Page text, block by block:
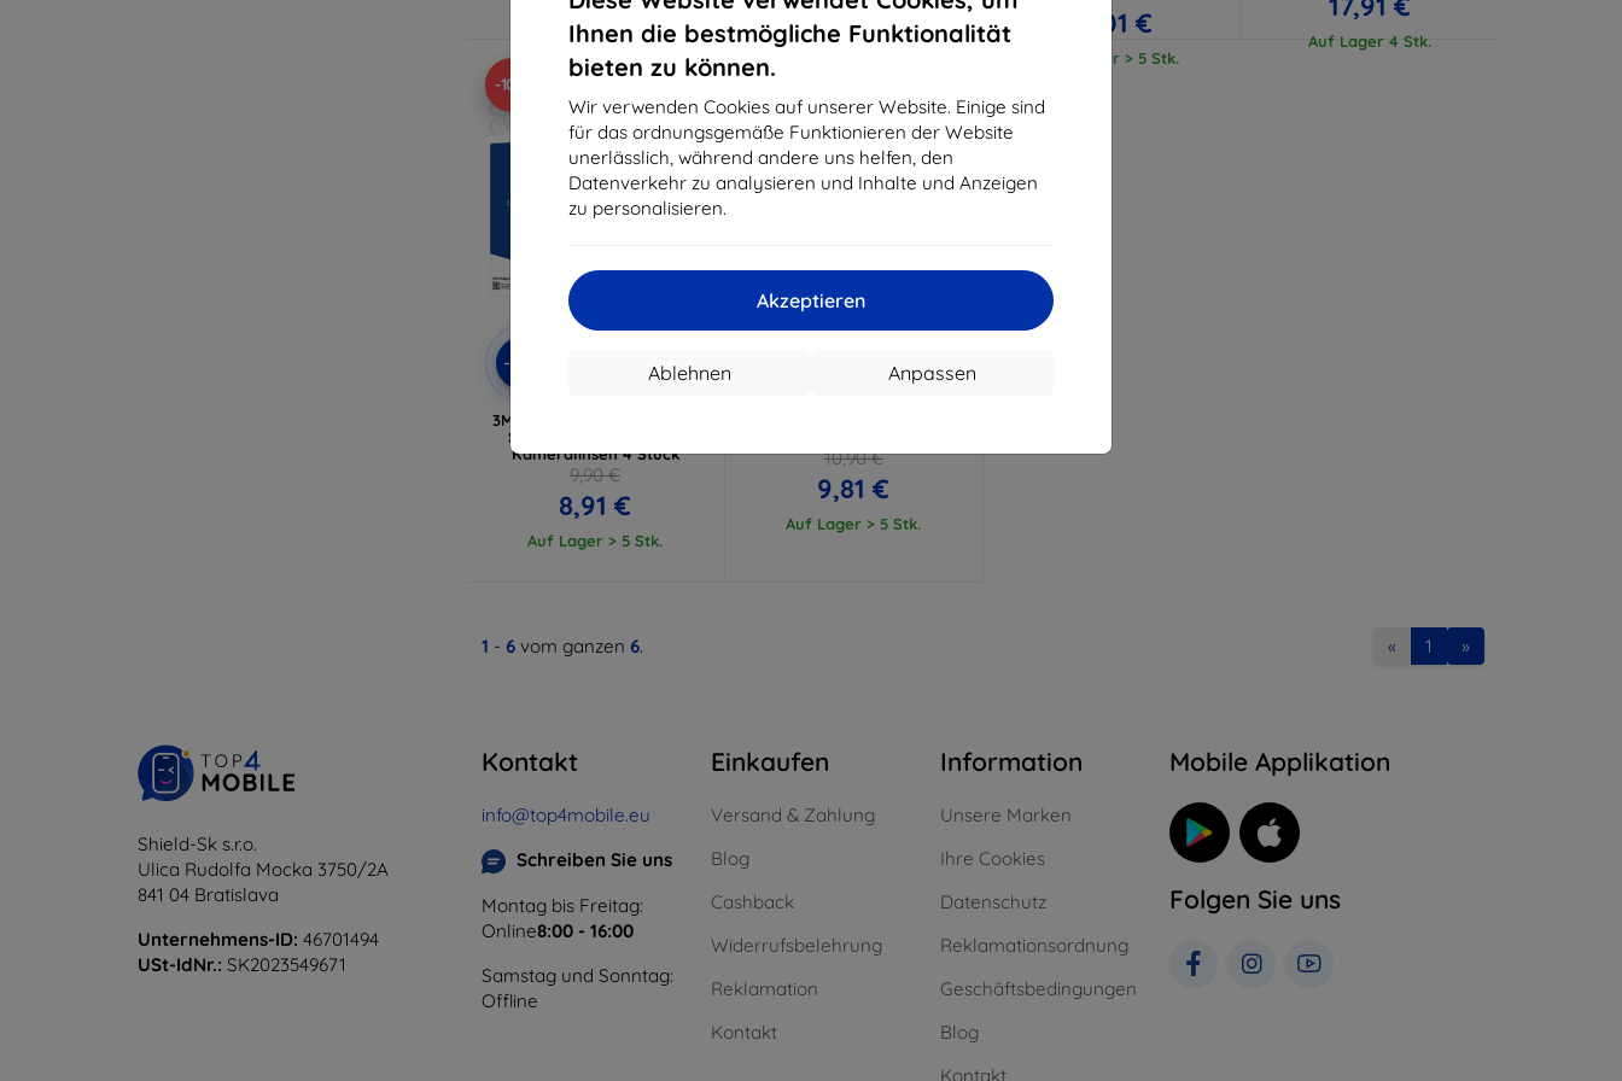
Ihnen die bestmögliche Funktionalität
bieten zu können.
Wir verwenden Cookies auf unserer Website. Einige sind
für das ordnungsgemäße Funktionieren der Website
unerlässlich, während andere uns helfen, den
Datenverkehr zu analysieren und Inhalte und Anzeigen
zu personalisieren.
Akzeptieren
Anpassen
Ablehnen
Auf Lager > 5 Stk. Auf Lager > 5 Stk.
17,01 €
Auf Lager > 5 Stk.
Auf Lager 4 Stk.
-10%
-10% EXTRA10
3MK Lens Protect Vivo V40
SE 5G Schutzgläser für
Kameralinsen 4 Stück
9,90 €
8,91 €
Auf Lager > 5 Stk.
Gutschein
10,90 €
9,81 €
Auf Lager > 5 Stk.
1 - 6 vom ganzen 6. « 1 »
Shield-Sk s.r.o.
Ulica Rudolfa Mocka 3750/2A
841 04 Bratislava
Unternehmens-ID: 46701494
USt-IdNr.: SK2023549671
Kontakt
info@top4mobile.eu
Schreiben Sie uns
Montag bis Freitag:
Online8:00 - 16:00
Samstag und Sonntag:
Offline
Einkaufen
Versand & Zahlung
Blog
Cashback
Widerrufsbelehrung
Reklamation
Kontakt
Information
Unsere Marken
Ihre Cookies
Datenschutz
Reklamationsordnung
Geschäftsbedingungen
Blog
Kontakt
Mobile Applikation
Folgen Sie uns